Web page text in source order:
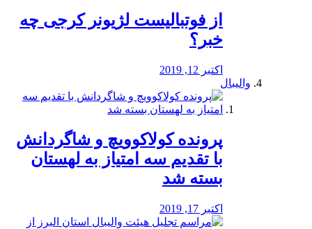
از فوتبالیست لژیونر کرجی چه
خبر؟
اکتبر 12, 2019
والیبال
پرونده کولاکوویچ و شاگردانش
با تقدیم سه امتیاز به لهستان
بسته شد
اکتبر 17, 2019